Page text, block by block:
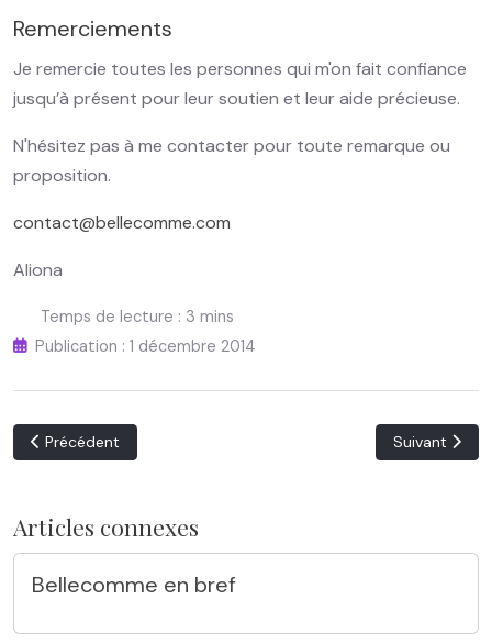
Remerciements
Je remercie toutes les personnes qui m'on fait confiance
jusqu’à présent pour leur soutien et leur aide précieuse.
N'hésitez pas à me contacter pour toute remarque ou
proposition.
contact@bellecomme.com
Aliona
Temps de lecture : 3 mins
Publication : 1 décembre 2014
Article précédent : CGV
Précédent Article
Suivant
Articles connexes
Bellecomme en bref